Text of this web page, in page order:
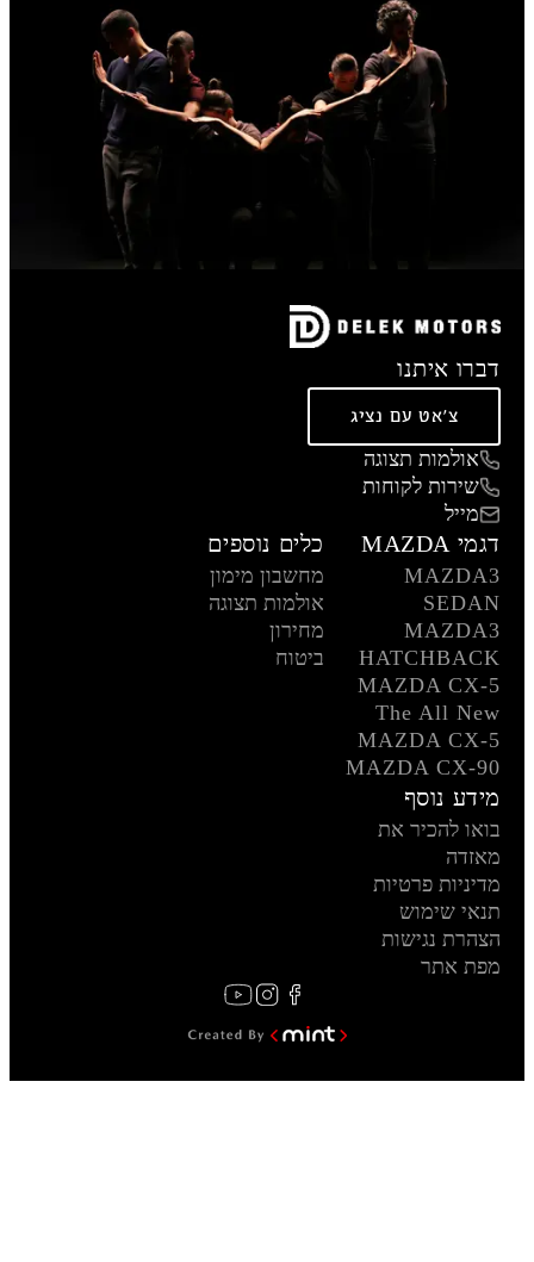
דברו איתנו
צ'אט עם נציג
אולמות תצוגה
שירות לקוחות
מייל
דגמי MAZDA
MAZDA3
SEDAN
MAZDA3
HATCHBACK
MAZDA CX-5
The All New
MAZDA CX-5
MAZDA CX-90
כלים נוספים
מחשבון מימון
אולמות תצוגה
מחירון
ביטוח
מידע נוסף
בואו להכיר את
מאזדה
מדיניות פרטיות
תנאי שימוש
הצהרת נגישות
מפת אתר